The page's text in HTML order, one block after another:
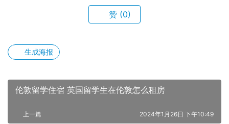
赞 (0)
生成海报
伦敦留学住宿 英国留学生在伦敦怎么租房
上一篇 2024年1月26日 下午10:49